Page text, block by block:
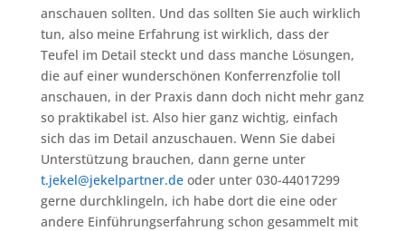
anschauen sollten. Und das sollten Sie auch wirklich
tun, also meine Erfahrung ist wirklich, dass der
Teufel im Detail steckt und dass manche Lösungen,
die auf einer wunderschönen Konferrenzfolie toll
anschauen, in der Praxis dann doch nicht mehr ganz
so praktikabel ist. Also hier ganz wichtig, einfach
sich das im Detail anzuschauen. Wenn Sie dabei
Unterstützung brauchen, dann gerne unter
t.jekel@jekelpartner.deoder unter 030-44017299
gerne durchklingeln, ich habe dort die eine oder
andere Einführungserfahrung schon gesammelt mit